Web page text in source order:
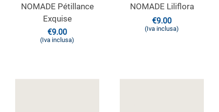
NOMADE Pétillance
Exquise
€9.00
(Iva inclusa)
NOMADE Liliflora
€9.00
(Iva inclusa)